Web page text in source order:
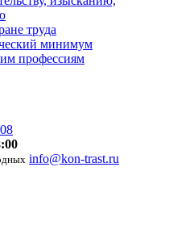
труда
минимум
профессиям
info@kon-trast.ru